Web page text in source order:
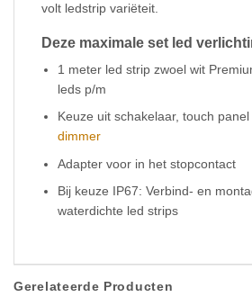
volt ledstrip variëteit.
Deze maximale set led
1 meter led strip zwoel wit
leds p/m
Keuze uit schakelaar, touch
dimmer
Adapter voor in het stopcontact
Bij keuze IP67: Verbind- en
waterdichte led strips
Gerelateerde Producten